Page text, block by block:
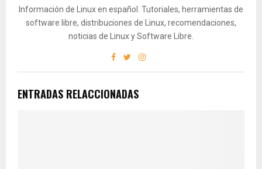
Información de Linux en español. Tutoriales, herramientas de
software libre, distribuciones de Linux, recomendaciones,
noticias de Linux y Software Libre.
ENTRADAS RELACCIONADAS